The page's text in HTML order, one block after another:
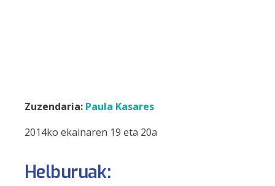
Zuzendaria: Paula Kasares
2014ko ekainaren 19 eta 20a
Helburuak: